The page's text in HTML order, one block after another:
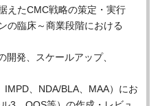
えたCMC戦略の策定・実行
の臨床～商業段階における
開発、スケールアップ、
IMPD、NDA/BLA、MAA）にお